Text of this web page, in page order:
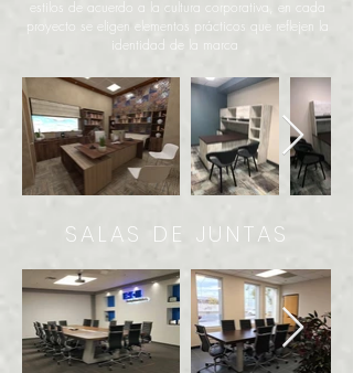
estilos de acuerdo a la cultura corporativa, en cada
proyecto se eligen elementos prácticos que reflejen la
identidad de la marca
SALAS DE JUNTAS